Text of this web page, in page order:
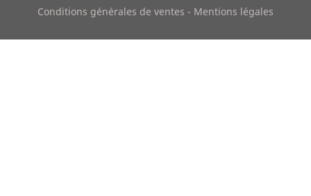
Conditions générales de ventes - Mentions légales